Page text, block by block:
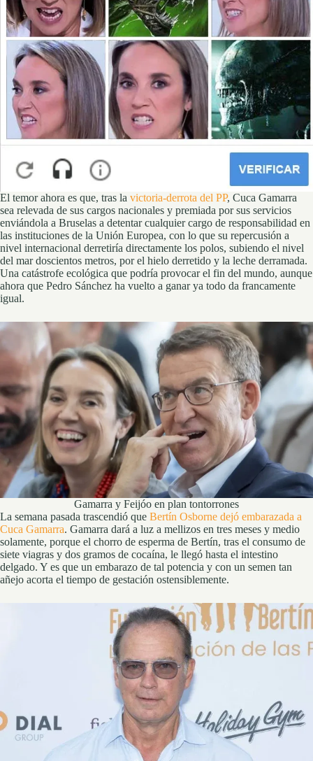
El temor ahora es que, tras la victoria-derrota del PP, Cuca Gamarra
sea relevada de sus cargos nacionales y premiada por sus servicios
enviándola a Bruselas a detentar cualquier cargo de responsabilidad en
las instituciones de la Unión Europea, con lo que su repercusión a
nivel internacional derretiría directamente los polos, subiendo el nivel
del mar doscientos metros, por el hielo derretido y la leche derramada.
Una catástrofe ecológica que podría provocar el fin del mundo, aunque
ahora que Pedro Sánchez ha vuelto a ganar ya todo da francamente
igual.
Gamarra y Feijóo en plan tontorrones
La semana pasada trascendió que Bertín Osborne dejó embarazada a
Cuca Gamarra. Gamarra dará a luz a mellizos en tres meses y medio
solamente, porque el chorro de esperma de Bertín, tras el consumo de
siete viagras y dos gramos de cocaína, le llegó hasta el intestino
delgado. Y es que un embarazo de tal potencia y con un semen tan
añejo acorta el tiempo de gestación ostensiblemente.